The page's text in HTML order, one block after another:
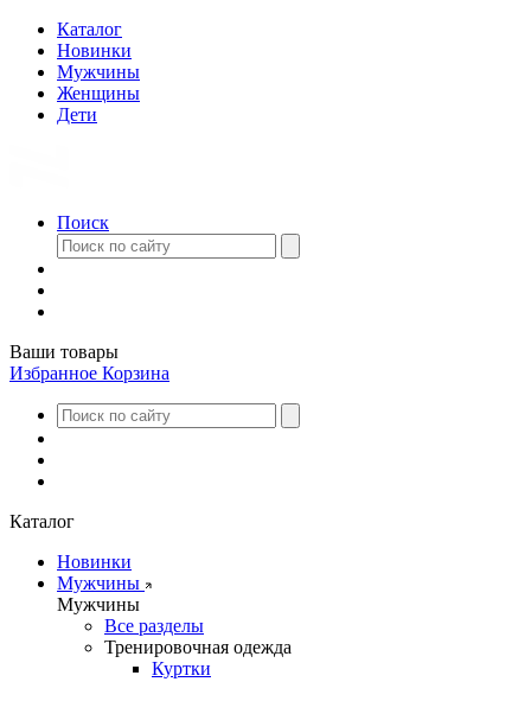
Каталог
Новинки
Мужчины
Женщины
Дети
Поиск
Ваши товары
Избранное Корзина
Каталог
Новинки
Мужчины
Мужчины
Все разделы
Тренировочная одежда
Куртки